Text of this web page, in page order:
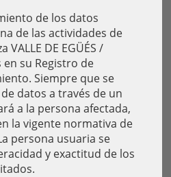
de los datos
de las actividades de
DE EGÜÉS /
en su Registro de
Siempre que se
datos a través de un
a la persona afectada,
la vigente normativa de
persona usuaria se
y exactitud de los